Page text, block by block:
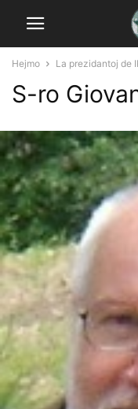
Hejmo La prezidantoj de
S-ro